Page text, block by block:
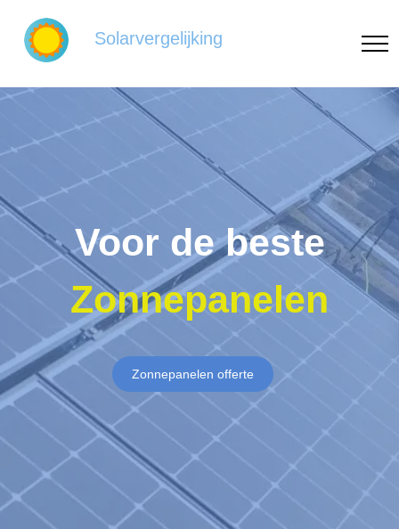
Solarvergelijking
Voor de beste
Zonnepanelen
Zonnepanelen offerte